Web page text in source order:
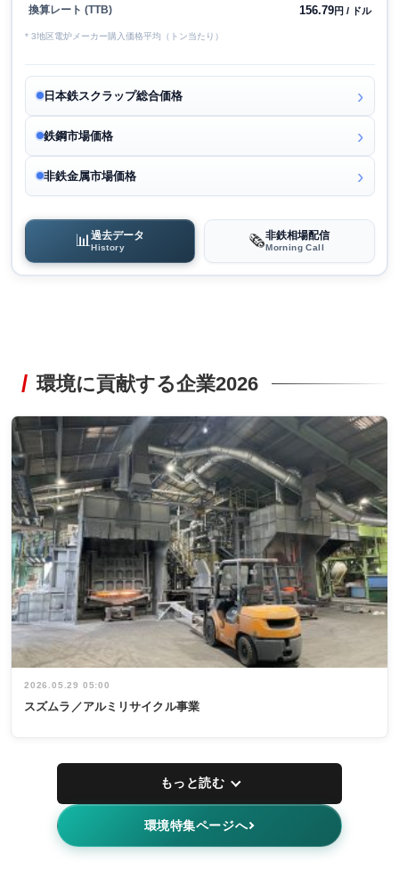
換算レート (TTB) 156.79円 / ドル
* 3地区電炉メーカー購入価格平均（トン当たり）
日本鉄スクラップ総合価格
鉄鋼市場価格
非鉄金属市場価格
📊過去データ
History 🗞️非鉄相場配信
Morning Call
環境に貢献する企業2026
2026.05.29 05:00
スズムラ／アルミリサイクル事業
もっと読む
環境特集ページへ